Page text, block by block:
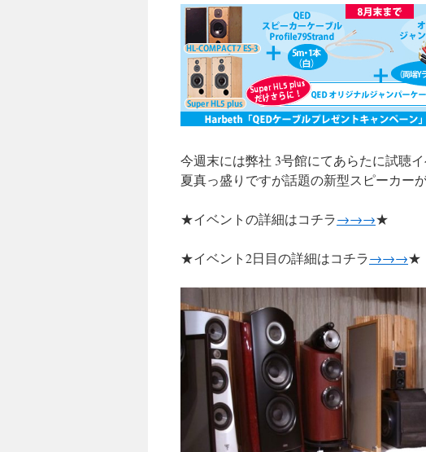
今週末には弊社 3号館にてあらたに試聴
夏真っ盛りですが話題の新型スピーカー
★イベントの詳細はコチラ→→→★
★イベント2日目の詳細はコチラ→→→★